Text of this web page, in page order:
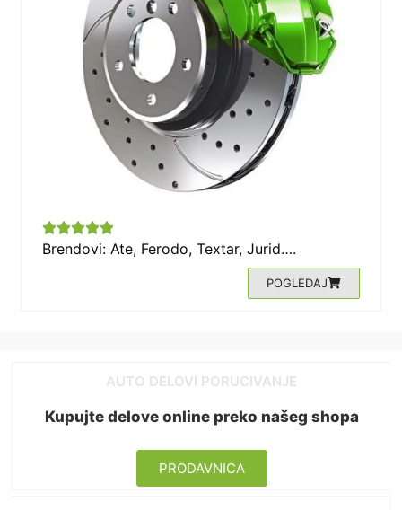

Brendovi: Ate, Ferodo, Textar, Jurid….
POGLEDAJ
AUTO DELOVI PORUCIVANJE
Kupujte delove online preko našeg shopa
PRODAVNICA